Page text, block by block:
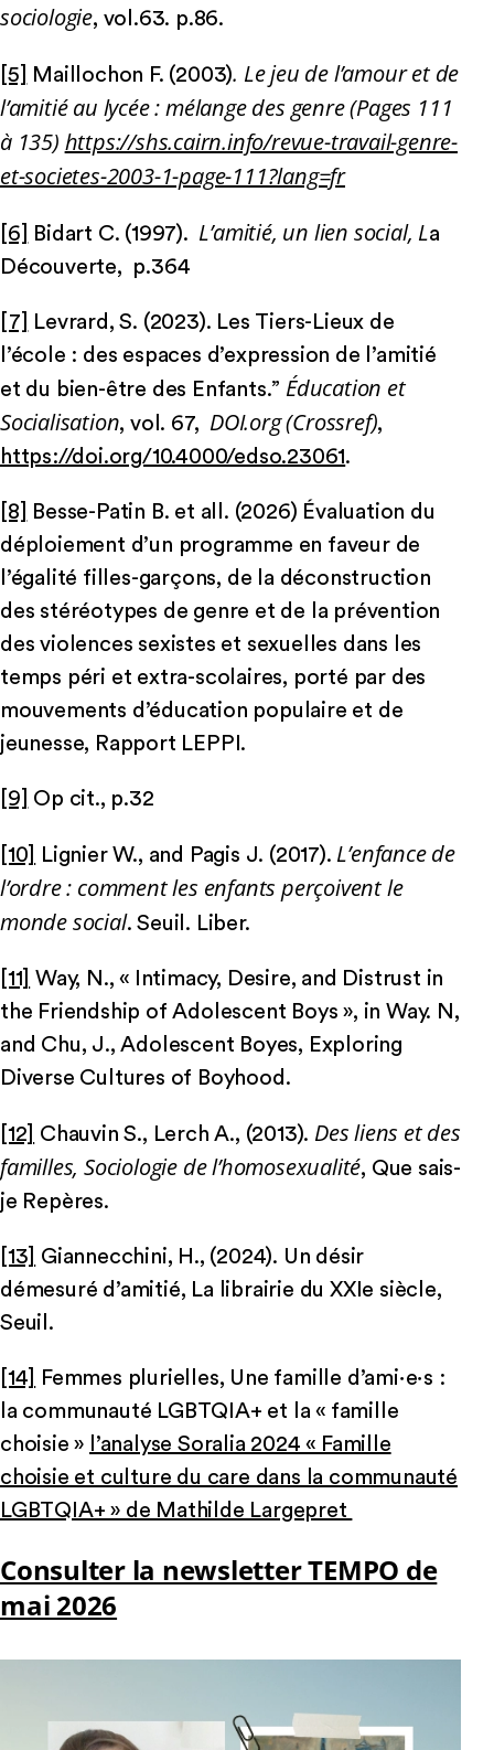
sociologie, vol.63. p.86.
[5] Maillochon F. (2003). Le jeu de l’amour et de
l’amitié au lycée : mélange des genre (Pages 111
à 135) https://shs.cairn.info/revue-travail-genre-
et-societes-2003-1-page-111?lang=fr
[6] Bidart C. (1997). L’amitié, un lien social, La
Découverte, p.364
[7]
Levrard, S. (2023). Les Tiers-Lieux de
l’école : des espaces d’expression de l’amitié
et du bien-être des Enfants.” Éducation et
Socialisation, vol. 67, DOI.org (Crossref),
https://doi.org/10.4000/edso.23061.
[8]
Besse-Patin B. et all. (2026) Évaluation du
déploiement d’un programme en faveur de
l’égalité filles-garçons, de la déconstruction
des stéréotypes de genre et de la prévention
des violences sexistes et sexuelles dans les
temps péri et extra-scolaires, porté par des
mouvements d’éducation populaire et de
jeunesse, Rapport LEPPI.
[9] Op cit., p.32
[10] Lignier W., and Pagis J. (2017). L’enfance de
l’ordre : comment les enfants perçoivent le
monde social. Seuil. Liber.
[11] Way, N., « Intimacy, Desire, and Distrust in
the Friendship of Adolescent Boys », in Way. N,
and Chu, J., Adolescent Boyes, Exploring
Diverse Cultures of Boyhood.
[12] Chauvin S., Lerch A., (2013). Des liens et des
familles, Sociologie de l’homosexualité, Que sais-
je Repères.
[13]
Giannecchini, H., (2024). Un désir
démesuré d’amitié, La librairie du XXIe siècle,
Seuil.
[14]
Femmes plurielles, Une famille d’ami∙e∙s :
la communauté LGBTQIA+ et la « famille
choisie » l’analyse Soralia 2024 « Famille
choisie et culture du care dans la communauté
LGBTQIA+ » de Mathilde Largepret
Consulter la newsletter TEMPO de
mai 2026